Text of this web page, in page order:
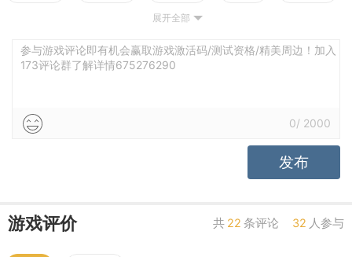
测试
立绘不行 声优赞 声优拉胯 世界观佳
展开全部
参与游戏评论即有机会赢取游戏激活码/测试资格/精美周边！加入
173评论群了解详情675276290
0/ 2000
发布
游戏评价 共 22 条评论 32 人参与